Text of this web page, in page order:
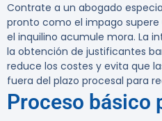
Contrate a un abogado
pronto como el impago
el inquilino acumule mora. La
la obtención de justificantes
reduce los costes y evita que
fuera del plazo procesal para
Proceso básico